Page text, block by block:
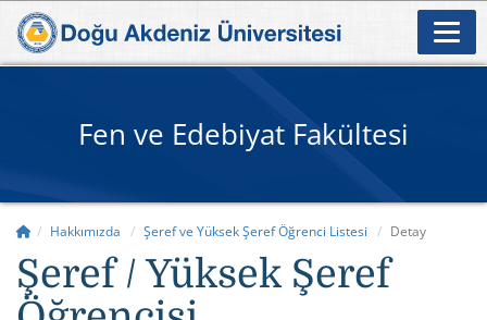
Fen ve Edebiyat Fakültesi
Hakkımızda Şeref ve Yüksek Şeref Öğrenci Listesi Detay
Şeref / Yüksek Şeref